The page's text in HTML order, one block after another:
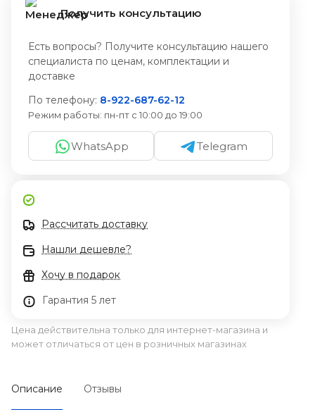
Получить консультацию
Есть вопросы? Получите консультацию нашего
специалиста по ценам, комплектации и
доставке
По телефону: 8-922-687-62-12
Режим работы: пн-пт с 10:00 до 19:00
WhatsApp Telegram
Рассчитать доставку
Нашли дешевле?
Хочу в подарок
Гарантия 5 лет
Цена действительна только для интернет-магазина и
может отличаться от цен в розничных магазинах
Описание Отзывы